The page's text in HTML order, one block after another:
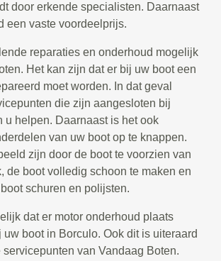
door erkende specialisten. Daarnaast
een vaste voordeelprijs.
reparaties en onderhoud mogelijk
Het kan zijn dat er bij uw boot een
moet worden. In dat geval
die zijn aangesloten bij
u helpen. Daarnaast is het ook
van uw boot op te knappen.
zijn door de boot te voorzien van
de boot volledig schoon te maken en
schuren en polijsten.
dat er motor onderhoud plaats
uw boot in Borculo. Ook dit is uiteraard
van Vandaag Boten.